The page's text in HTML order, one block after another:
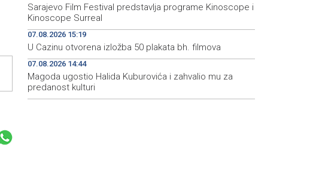
Sarajevo Film Festival predstavlja programe Kinoscope i
Kinoscope Surreal
07.08.2026 15:19
U Cazinu otvorena izložba 50 plakata bh. filmova
07.08.2026 14:44
Magoda ugostio Halida Kuburovića i zahvalio mu za
predanost kulturi